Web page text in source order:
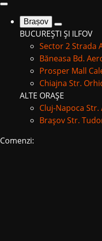
Brașov
BUCUREȘTI ȘI ILFOV
Sector 2Strada
Băneasa Bd.
Prosper Mall
Chiajna Str.
ALTE ORAȘE
Cluj-Napoca Str.
BrașovStr.
Comenzi: